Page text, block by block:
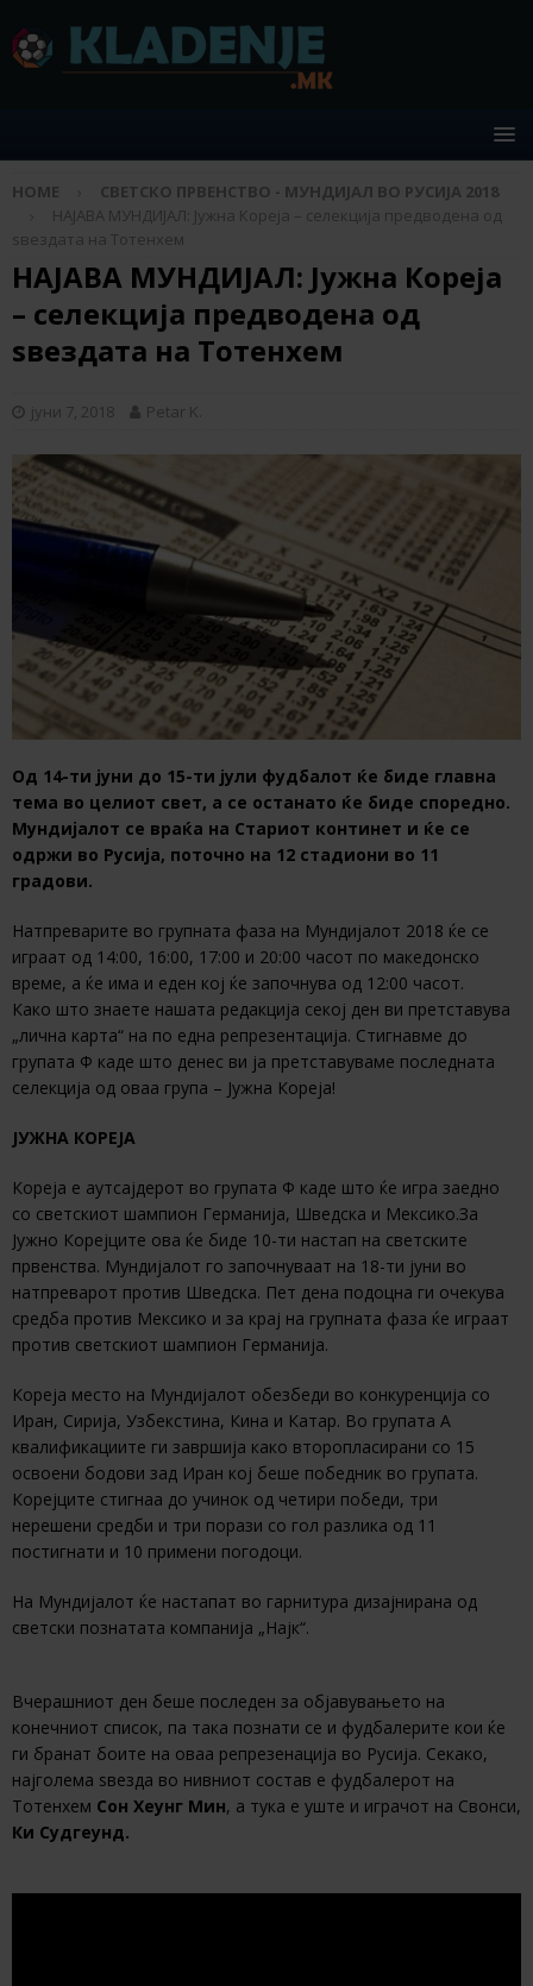
HOME
СВЕТСКО ПРВЕНСТВО - МУНДИЈАЛ ВО РУСИЈА 2018
НАЈАВА МУНДИЈАЛ: Јужна Кореја – селекција предводена од
ѕвездата на Тотенхем
НАЈАВА МУНДИЈАЛ: Јужна Кореја
– селекција предводена од
ѕвездата на Тотенхем
јуни 7, 2018 Petar K.
Од 14-ти јуни до 15-ти јули фудбалот ќе биде главна
тема во целиот свет, а се останато ќе биде споредно.
Мундијалот се враќа на Стариот континет и ќе се
одржи во Русија, поточно на 12 стадиони во 11
градови.
Натпреварите во групната фаза на Мундијалот 2018 ќе се
играат од 14:00, 16:00, 17:00 и 20:00 часот по македонско
време, а ќе има и еден кој ќе започнува од 12:00 часот.
Како што знаете нашата редакција секој ден ви претставува
„лична карта“ на по една репрезентација. Стигнавме до
групата Ф каде што денес ви ја претставуваме последната
селекција од оваа група – Јужна Кореја!
ЈУЖНА КОРЕЈА
Кореја е аутсајдерот во групата Ф каде што ќе игра заедно
со светскиот шампион Германија, Шведска и Мексико.За
Јужно Корејците ова ќе биде 10-ти настап на светските
првенства. Мундијалот го започнуваат на 18-ти јуни во
натпреварот против Шведска. Пет дена подоцна ги очекува
средба против Мексико и за крај на групната фаза ќе играат
против светскиот шампион Германија.
Кореја место на Мундијалот обезбеди во конкуренција со
Иран, Сирија, Узбекстина, Кина и Катар. Во групата А
квалификациите ги завршија како второпласирани со 15
освоени бодови зад Иран кој беше победник во групата.
Корејците стигнаа до учинок од четири победи, три
нерешени средби и три порази со гол разлика од 11
постигнати и 10 примени погодоци.
На Мундијалот ќе настапат во гарнитура дизајнирана од
светски познатата компанија „Најк“.
Вчерашниот ден беше последен за објавувањето на
конечниот список, па така познати се и фудбалерите кои ќе
ги бранат боите на оваа репрезенација во Русија. Секако,
најголема ѕвезда во нивниот состав е фудбалерот на
Тотенхем Сон Хеунг Мин, а тука е уште и играчот на Свонси,
Ки Судгеунд.